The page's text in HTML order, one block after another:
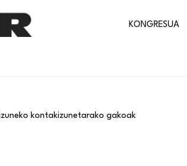
KONGRESUA
kontakizunetarako gakoak